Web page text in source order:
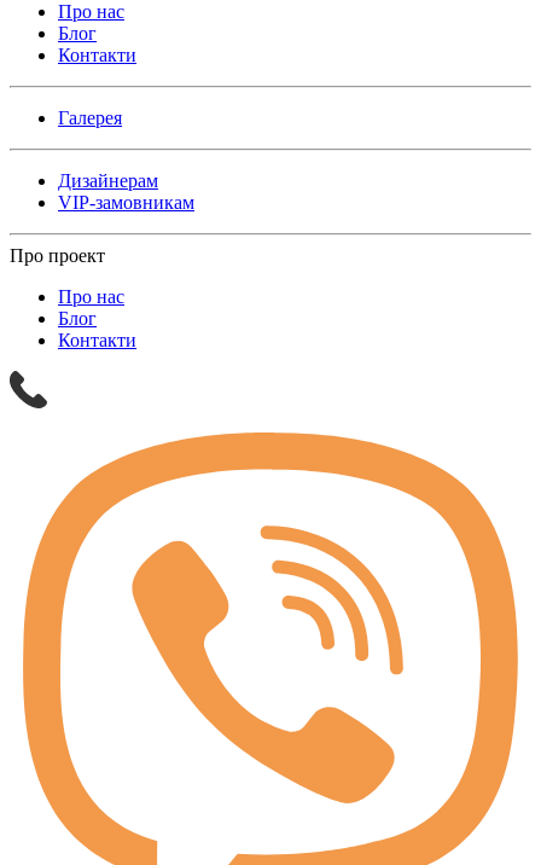
Про нас
Блог
Контакти
Галерея
Дизайнерам
VIP-замовникам
Про проект
Про нас
Блог
Контакти